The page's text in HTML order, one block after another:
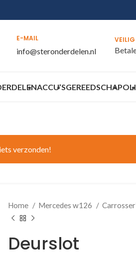
E-MAIL
info@steronderdelen.nl
VEILIG
ACCU’SGEREEDSCHAP
verzonden!
Home Mercedes w126
Deurslot